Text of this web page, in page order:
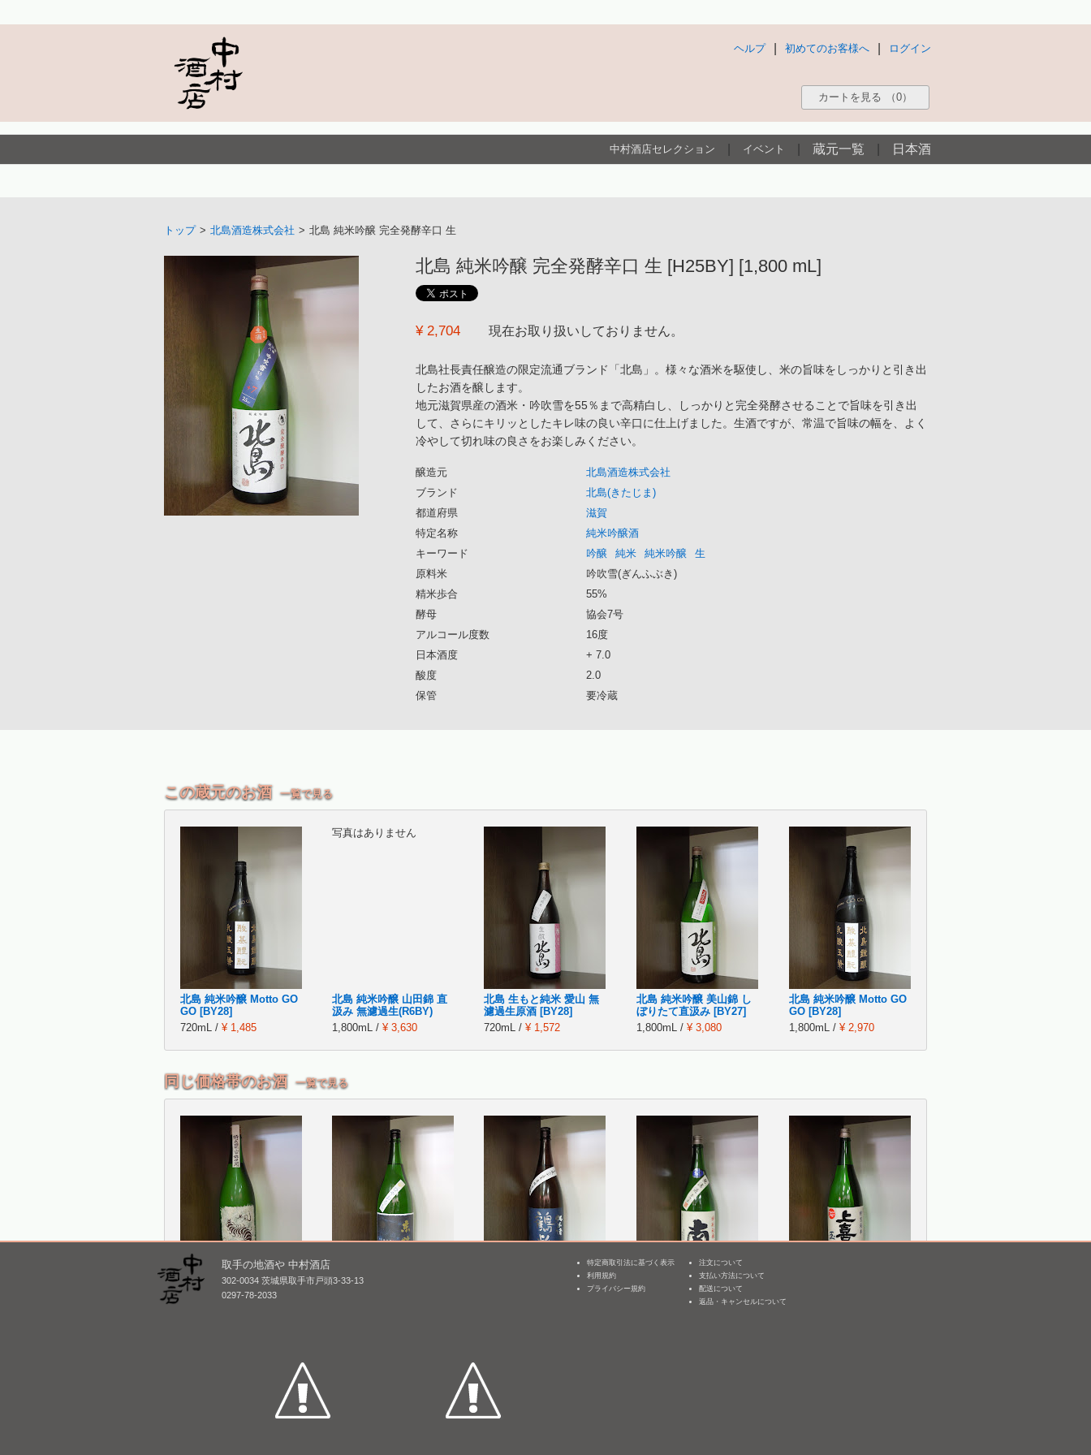
ログイン
初めてのお客様へ
ヘルプ
カートを見る （0）
中村酒店セレクション イベント 蔵元一覧 日本酒
トップ > 北島酒造株式会社 > 北島 純米吟醸 完全発酵辛口 生
北島 純米吟醸 完全発酵辛口 生 [H25BY] [1,800 mL]
¥ 2,704 現在お取り扱いしておりません。
北島社長責任醸造の限定流通ブランド「北島」。様々な酒米を駆使し、米の旨味をしっかりと引き出
したお酒を醸します。
地元滋賀県産の酒米・吟吹雪を55％まで高精白し、しっかりと完全発酵させることで旨味を引き出
して、さらにキリッとしたキレ味の良い辛口に仕上げました。生酒ですが、常温で旨味の幅を、よく
冷やして切れ味の良さをお楽しみください。
醸造元
北島酒造株式会社
ブランド
北島(きたじま)
都道府県
滋賀
特定名称
純米吟醸酒
キーワード
吟醸 純米 純米吟醸
生
原料米
吟吹雪(ぎんふぶき)
精米歩合
55%
酵母
協会7号
アルコール度数
16度
日本酒度
+ 7.0
酸度
2.0
保管
要冷蔵
この蔵元のお酒 一覧で見る
北島 純米吟醸 Motto GO
GO [BY28]
720mL / ¥ 1,485
写真はありません
北島 純米吟醸 山田錦 直
汲み 無濾過生(R6BY)
1,800mL / ¥ 3,630
北島 生もと純米 愛山 無
濾過生原酒 [BY28]
720mL / ¥ 1,572
北島 純米吟醸 美山錦 し
ぼりたて直汲み [BY27]
1,800mL / ¥ 3,080
北島 純米吟醸 Motto GO
GO [BY28]
1,800mL / ¥ 2,970
同じ価格帯のお酒 一覧で見る
無風 純米吟醸 熟成原
酒 [BY25]
東鶴 特別純米 ひやおろ
鶴齢 純米酒 山田錦 65%
南 特別純米 無濾過生原
取手の地酒や 中村酒店
302-0034 茨城県取手市戸頭3-33-13
0297-78-2033
特定商取引法に基づく表示
利用規約
プライバシー規約
注文について
支払い方法について
配送について
返品・キャンセルについて